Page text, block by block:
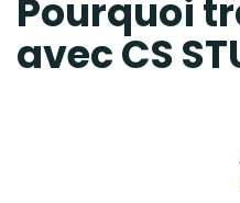
Pourquoi
avecCS